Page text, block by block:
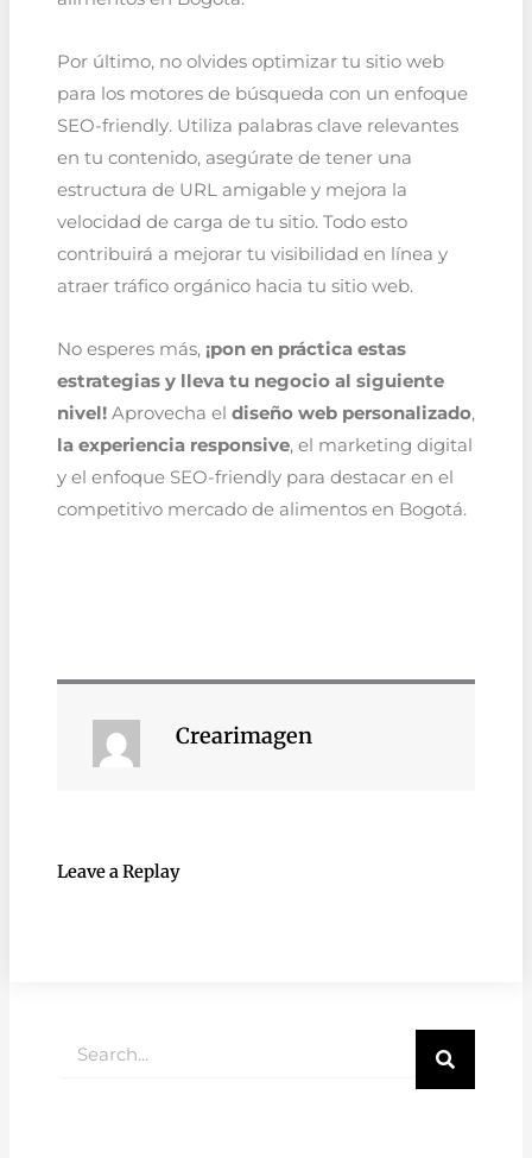
Por último, no olvides optimizar tu sitio web
para los motores de búsqueda con un enfoque
SEO-friendly. Utiliza palabras clave relevantes
en tu contenido, asegúrate de tener una
estructura de URL amigable y mejora la
velocidad de carga de tu sitio. Todo esto
contribuirá a mejorar tu visibilidad en línea y
atraer tráfico orgánico hacia tu sitio web.
No esperes más, ¡pon en práctica estas
estrategias y lleva tu negocio al siguiente
nivel!Aprovecha el diseño web personalizado,
la experiencia responsive, el marketing digital
y el enfoque SEO-friendly para destacar en el
competitivo mercado de alimentos en Bogotá.
Crearimagen
Leave a Replay